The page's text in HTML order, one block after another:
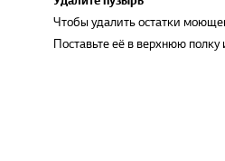
Чтобы удалить остатки
Поставьте её в верхнюю